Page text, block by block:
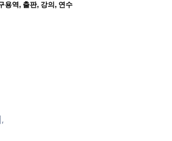
용역, 출판, 강의, 연수